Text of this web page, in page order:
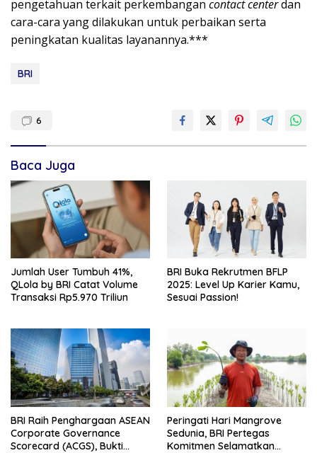
pengetahuan terkait perkembangan contact centerdan
cara-cara yang dilakukan untuk perbaikan serta
peningkatan kualitas layanannya.***
BRI
6
Baca Juga
Jumlah User Tumbuh 41%,
QLola by BRI Catat Volume
Transaksi Rp5.970 Triliun
BRI Buka Rekrutmen BFLP
2025: Level Up Karier Kamu,
Sesuai Passion!
BRI Raih Penghargaan ASEAN
Corporate Governance
Scorecard (ACGS), Bukti
Peringati Hari Mangrove
Sedunia, BRI Pertegas
Komitmen Selamatkan